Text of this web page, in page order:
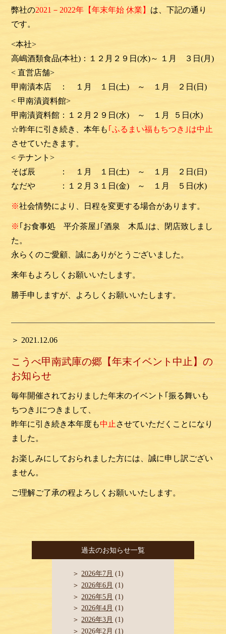
弊社の2021－2022年【年末年始 休業】 は、下記の通り
です。
<本社>
高嶋酒類食品(本社)：１２月２９日(水)～ １月 ３日(月)
< 直営店舗>
甲南漬本店 ： １月 １日(土) ～ １月 ２日(日)
< 甲南漬資料館>
甲南漬資料館：１２月２９日(水) ～ １月 ５日(水)
☆昨年に引き続き、本年も ｢ふるまい福もちつき｣は中止
させていたきます。
< テナント>
そば辰 ： １月 １日(土) ～ １月 ２日(日)
なだや ：１２月３１日(金) ～ １月 ５日(水)
※社会情勢により、日程を変更する場合があります。
※ ｢ お食事処 平介茶屋｣｢酒泉 木瓜｣は、閉店致しまし
た。
永らくのご愛顧、誠にありがとうございました。
来年もよろ しくお願いいたします。
勝手申しますが、よろしくお願いいたします。
＞ 2021.12.06
こうべ甲南武庫の郷【年末イベント中止】の
お知らせ
毎年開催されておりました年末のイベント｢振る舞いも
ちつき｣につきまして、
昨年に引き続き本年度も中 止 させていただくことになり
ました。
お楽しみにしておられました方には、誠に申し訳ござい
ません。
ご理解ご了承の程よろしくお願いいたします。
過去のお知らせ一覧
2026年7月 (1)
2026年6月 (1)
2026年5月 (1)
2026年4月 (1)
2026年3月 (1)
2026年2月 (1)